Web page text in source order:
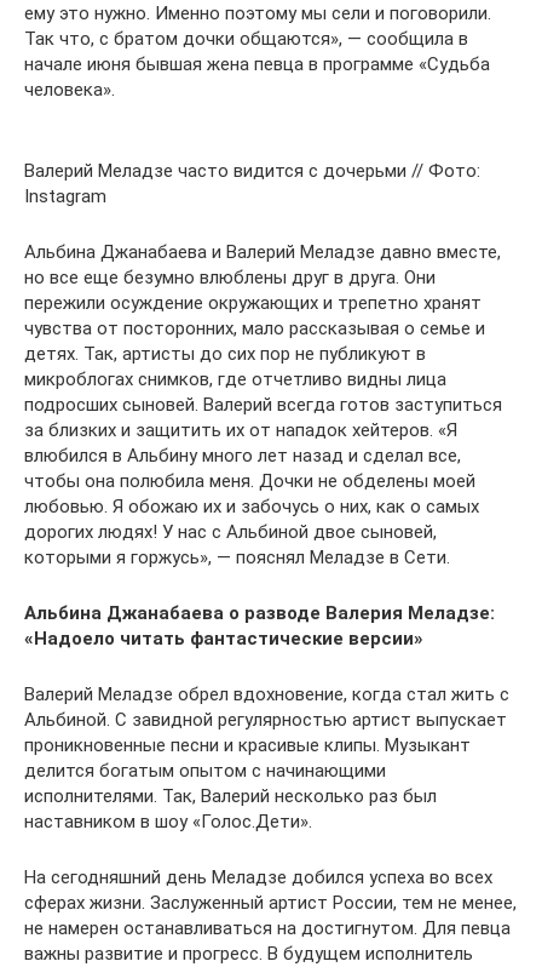
ему это нужно. Именно поэтому мы сели и поговорили.
Так что, с братом дочки общаются», — сообщила в
начале июня бывшая жена певца в программе «Судьба
человека».
Валерий Меладзе часто видится с дочерьми // Фото:
Instagram
Альбина Джанабаева и Валерий Меладзе давно вместе,
но все еще безумно влюблены друг в друга. Они
пережили осуждение окружающих и трепетно хранят
чувства от посторонних, мало рассказывая о семье и
детях. Так, артисты до сих пор не публикуют в
микроблогах снимков, где отчетливо видны лица
подросших сыновей. Валерий всегда готов заступиться
за близких и защитить их от нападок хейтеров. «Я
влюбился в Альбину много лет назад и сделал все,
чтобы она полюбила меня. Дочки не обделены моей
любовью. Я обожаю их и забочусь о них, как о самых
дорогих людях! У нас с Альбиной двое сыновей,
которыми я горжусь», — пояснял Меладзе в Сети.
Альбина Джанабаева о разводе Валерия Меладзе:
«Надоело читать фантастические версии»
Валерий Меладзе обрел вдохновение, когда стал жить с
Альбиной. С завидной регулярностью артист выпускает
проникновенные песни и красивые клипы. Музыкант
делится богатым опытом с начинающими
исполнителями. Так, Валерий несколько раз был
наставником в шоу «Голос.Дети».
На сегодняшний день Меладзе добился успеха во всех
сферах жизни. Заслуженный артист России, тем не менее,
не намерен останавливаться на достигнутом. Для певца
важны развитие и прогресс. В будущем исполнитель